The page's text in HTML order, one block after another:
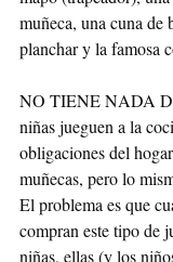
muñeca, una cuna de
planchar y la famosa
NO TIENE NADA
niñas jueguen a la
obligaciones del
muñecas, pero lo
El problema es que
compran este tipo de
niñas, ellas (y los